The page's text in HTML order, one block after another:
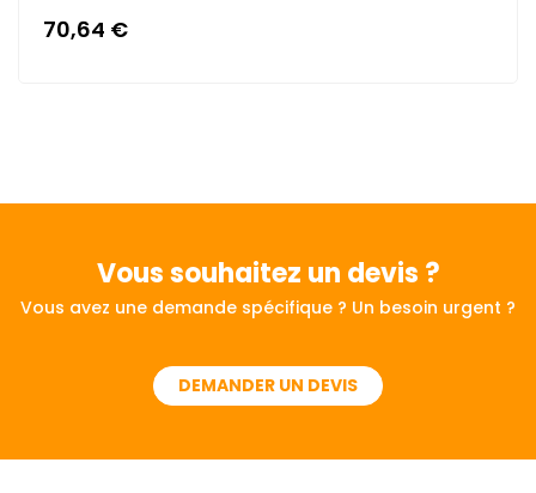
70,64 €
Vous souhaitez un devis ?
Vous avez une demande spécifique ? Un besoin urgent ?
DEMANDER UN DEVIS